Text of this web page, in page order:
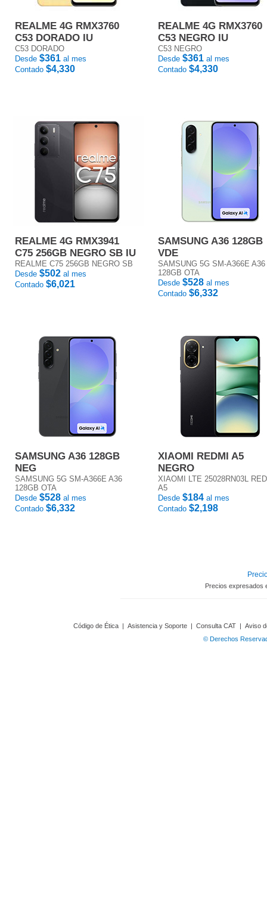
REALME 4G RMX3760
C53 DORADO IU
C53 DORADO
Desde $361 al mes
Contado $4,330
REALME 4G RMX3760
C53 NEGRO IU
C53 NEGRO
Desde $361 al mes
Contado $4,330
REALME 4G RMX3941
C75 256GB NEGRO SB IU
REALME C75 256GB NEGRO SB
Desde $502 al mes
Contado $6,021
SAMSUNG A36 128GB
VDE
SAMSUNG 5G SM-A366E A36
128GB OTA
Desde $528 al mes
Contado $6,332
SAMSUNG A36 128GB
NEG
SAMSUNG 5G SM-A366E A36
128GB OTA
Desde $528 al mes
Contado $6,332
XIAOMI REDMI A5
NEGRO
XIAOMI LTE 25028RN03L
A5
Desde $184 al mes
Contado $2,198
Precios expresados
Código de Ética | Asistencia y Soporte | Consulta CAT | Aviso
© Derechos